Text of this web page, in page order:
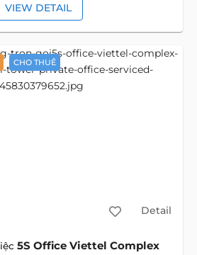
VIEW DETAIL
CHO THUÊ
Detail
5S Office Viettel Complex